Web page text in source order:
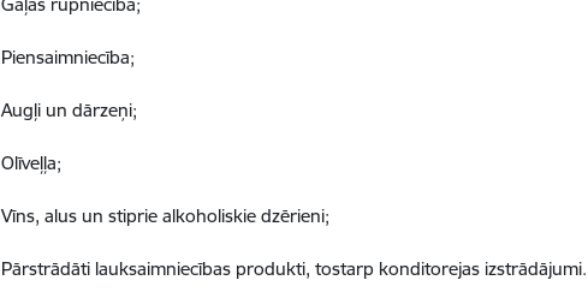
Piensaimniecība;
Augļi un dārzeņi;
Olīveļļa;
Vīns, alus un stiprie alkoholiskie dzērieni;
Pārstrādāti lauksaimniecības produkti, tostarp konditorejas izstrādājumi.